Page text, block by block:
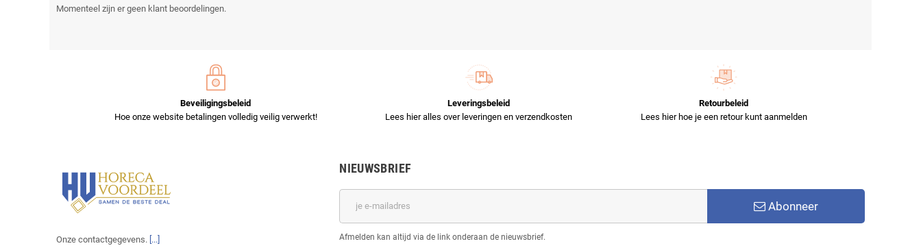
Momenteel zijn er geen klant beoordelingen.
Beveiligingsbeleid
Hoe onze website betalingen volledig veilig verwerkt!
Leveringsbeleid
Lees hier alles over leveringen en verzendkosten
Retourbeleid
Lees hier hoe je een retour kunt aanmelden
Onze contactgegevens. [...]
NIEUWSBRIEF
Abonneer
Afmelden kan altijd via de link onderaan de nieuwsbrief.